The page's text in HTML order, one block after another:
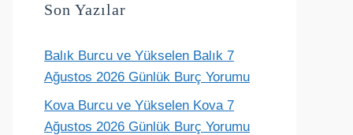
Son Yazılar
Balık Burcu ve Yükselen Balık 7
Ağustos 2026 Günlük Burç Yorumu
Kova Burcu ve Yükselen Kova 7
Ağustos 2026 Günlük Burç Yorumu